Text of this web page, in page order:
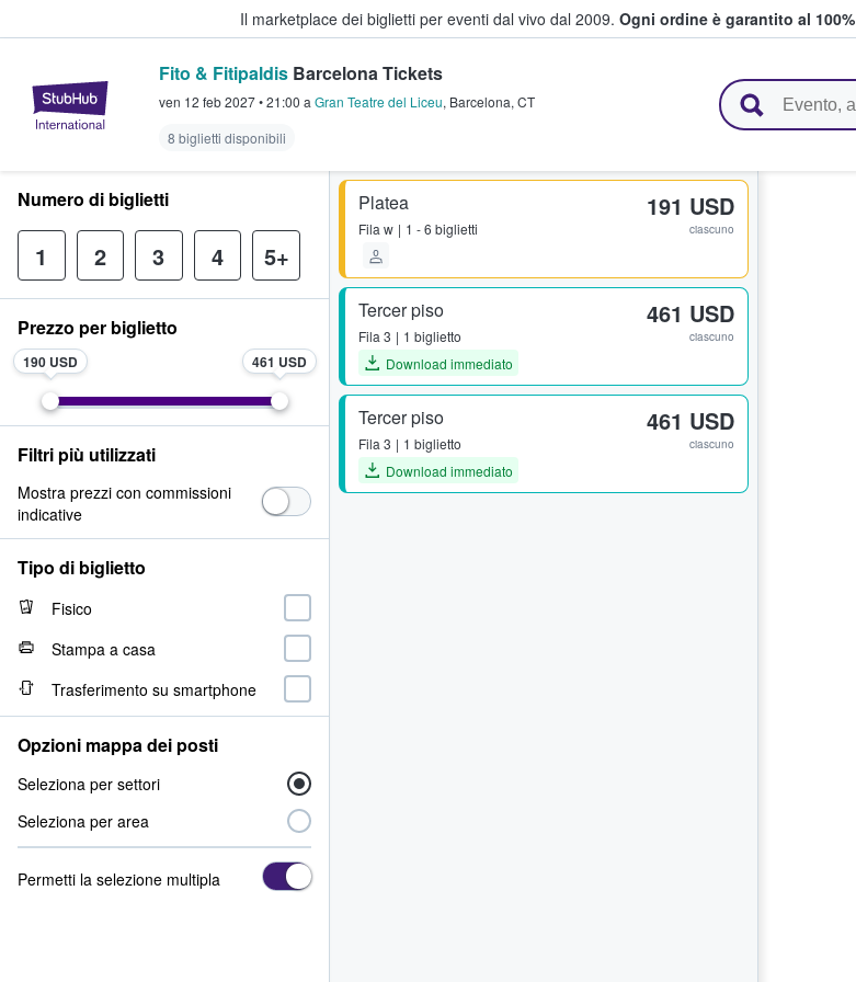
Il marketplace dei biglietti per eventi dal vivo dal 2009. Ogni ordine è garantito al 100%
StubHub - Dove i fan comprano e vendono biglietti
Fito & Fitipaldis Barcelona Tickets
ven 12 feb 2027•21:00 a Gran Teatre del Liceu, Barcelona, CT
8 biglietti disponibili
Platea
Fila w 1 - 6 biglietti
191 USD
ciascuno
Tercer piso
Fila 3
1 biglietto
Download immediato
461 USD
ciascuno
Tercer piso
Fila 3
1 biglietto
Download immediato
461 USD
ciascuno
Numero di biglietti
1 2 3 4 5+
Prezzo per biglietto
190 USD 461 USD
Filtri più utilizzati
Mostra prezzi con commissioni
indicative
Tipo di biglietto
Fisico
Stampa a casa
Trasferimento su smartphone
Opzioni mappa dei posti
Seleziona per settori
Seleziona per area
Permetti la selezione multipla